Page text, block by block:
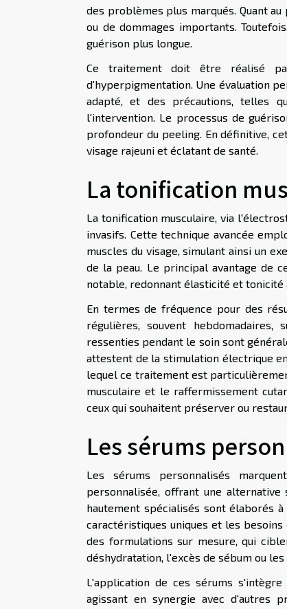
des problèmes plus marqués. Quant
ou de dommages importants.
guérison plus longue.
Ce traitement doit être réalisé
d'hyperpigmentation. Une évaluation
adapté, et des précautions, telles
l'intervention. Le processus de
profondeur du peeling. En définitive,
visage rajeuni et éclatant de santé.
La tonification
La tonification musculaire, via
invasifs. Cette technique avancée
muscles du visage, simulant ainsi un
de la peau. Le principal avantage de
notable, redonnant élasticité et tonicité
En termes de fréquence pour des
régulières, souvent
ressenties pendant le soin sont
attestent de la stimulation électrique
lequel ce traitement est
musculaire et le raffermissement
ceux qui souhaitent préserver ou
Les sérums
Les sérums personnalisés
personnalisée, offrant une alternative
hautement spécialisés sont élaborés
caractéristiques uniques et les
des formulations sur mesure, qui
déshydratation, l'excès de sébum ou les
L'application de ces sérums s'intègre
agissant en synergie avec d'autres